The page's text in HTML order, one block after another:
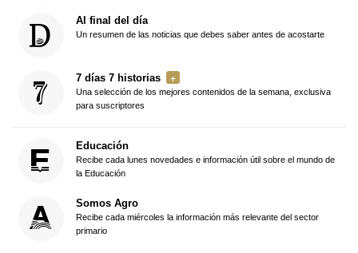
Al final del día
Un resumen de las noticias que debes saber antes de acostarte
7 días 7 historias
Una selección de los mejores contenidos de la semana, exclusiva
para suscriptores
Educación
Recibe cada lunes novedades e información útil sobre el mundo de
la Educación
Somos Agro
Recibe cada miércoles la información más relevante del sector
primario